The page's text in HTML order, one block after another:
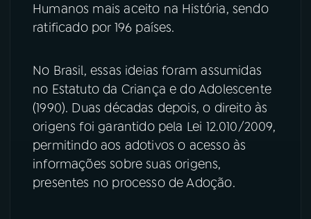
Humanos mais aceito na História, sendo
ratificado por 196 países.
No Brasil, essas ideias foram assumidas
no Estatuto da Criança e do Adolescente
(1990). Duas décadas depois, o direito às
origens foi garantido pela Lei 12.010/2009,
permitindo aos adotivos o acesso às
informações sobre suas origens,
presentes no processo de Adoção.